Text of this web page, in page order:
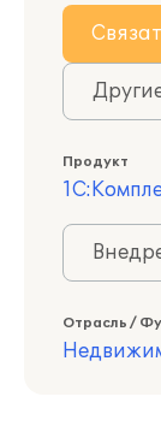
Продукт
Отрасль /